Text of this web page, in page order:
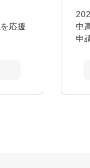
応援
中
申